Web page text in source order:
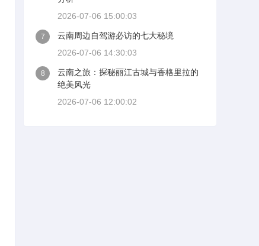
2026-07-06 15:00:03
7
云南周边自驾游必访的七大秘境
2026-07-06 14:30:03
8
云南之旅：探秘丽江古城与香格里拉的
绝美风光
2026-07-06 12:00:02